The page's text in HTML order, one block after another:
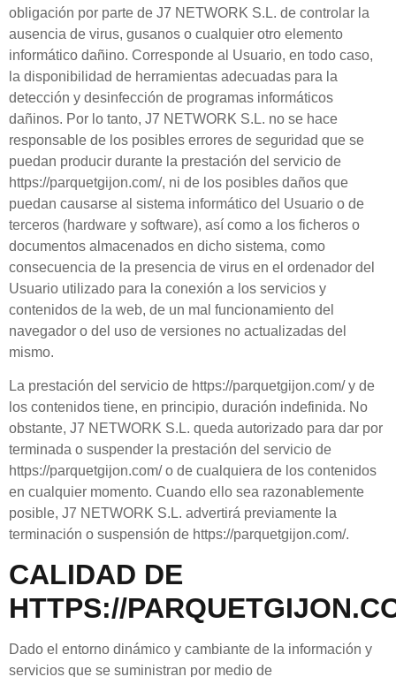
obligación por parte de J7 NETWORK S.L. de controlar la
ausencia de virus, gusanos o cualquier otro elemento
informático dañino. Corresponde al Usuario, en todo caso,
la disponibilidad de herramientas adecuadas para la
detección y desinfección de programas informáticos
dañinos. Por lo tanto, J7 NETWORK S.L. no se hace
responsable de los posibles errores de seguridad que se
puedan producir durante la prestación del servicio de
https://parquetgijon.com/, ni de los posibles daños que
puedan causarse al sistema informático del Usuario o de
terceros (hardware y software), así como a los ficheros o
documentos almacenados en dicho sistema, como
consecuencia de la presencia de virus en el ordenador del
Usuario utilizado para la conexión a los servicios y
contenidos de la web, de un mal funcionamiento del
navegador o del uso de versiones no actualizadas del
mismo.
La prestación del servicio de https://parquetgijon.com/y de
los contenidos tiene, en principio, duración indefinida. No
obstante, J7 NETWORK S.L. queda autorizado para dar por
terminada o suspender la prestación del servicio de
https://parquetgijon.com/o de cualquiera de los contenidos
en cualquier momento. Cuando ello sea razonablemente
posible, J7 NETWORK S.L. advertirá previamente la
terminación o suspensión de https://parquetgijon.com/.
CALIDAD DE
HTTPS://
Dado el entorno dinámico y cambiante de la información y
servicios que se suministran por medio de